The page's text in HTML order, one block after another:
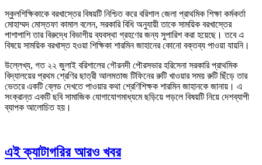
স্কুলশিক্ষিকাকে বরখাস্তের বিষয়টি নিশ্চিত করে বরিশাল জেলা প্রাথমিক শিক্ষা কর্মকর্তা
মোহাম্মদ মোস্তফা কামাল বলেন, সরকারি বিধি অনুযায়ী তাকে সাময়িক বরখাস্তের
পাশাপাশি তার বিরুদ্ধে বিভাগীয় ব্যবস্থা গ্রহণের জন্য সুপারিশ করা হয়েছে। তবে এ
বিষয়ে সাময়িক বরখাস্ত হওয়া শিক্ষিকা শারমিন জাহানের কোনো বক্তব্য পাওয়া যায়নি।
উল্লেখ্য, গত ২২ জুলাই বরিশালের গৌরনদী পৌরসভার হরিসেনা সরকারি প্রাথমিক
বিদ্যালয়ের প্রথম শ্রেণির ছাত্রী আলমতাজ টিফিনের রুটি খাওয়ার সময় রুটি ছিঁড়ে তার
ভেতরে একটি ব্লেড দেখতে পাওয়ার কথা শ্রেণিশিক্ষক শারমিন জাহানকে জানায়। এ
সংক্রান্ত একটি ছবি সামাজিক যোগাযোগমাধ্যমে ছড়িয়ে পড়লে বিষয়টি নিয়ে দেশব্যাপী
ব্যাপক আলোচিত হয়।
এই ক্যাটাগরির আরও খবর